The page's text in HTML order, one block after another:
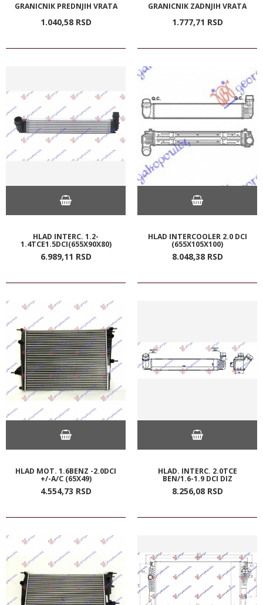
GRANICNIK PREDNJIH VRATA
1.040,58 RSD
GRANICNIK ZADNJIH VRATA
1.777,71 RSD
HLAD INTERC. 1.2-
1.4TCE1.5DCI(655X90X80)
6.989,11 RSD
HLAD INTERCOOLER 2.0 DCI
(655X105X100)
8.048,38 RSD
HLAD MOT. 1.6BENZ -2.0DCI
+/-A/C (65X49)
4.554,73 RSD
HLAD. INTERC. 2.0TCE
BEN/1.6-1.9 DCI DIZ
8.256,08 RSD